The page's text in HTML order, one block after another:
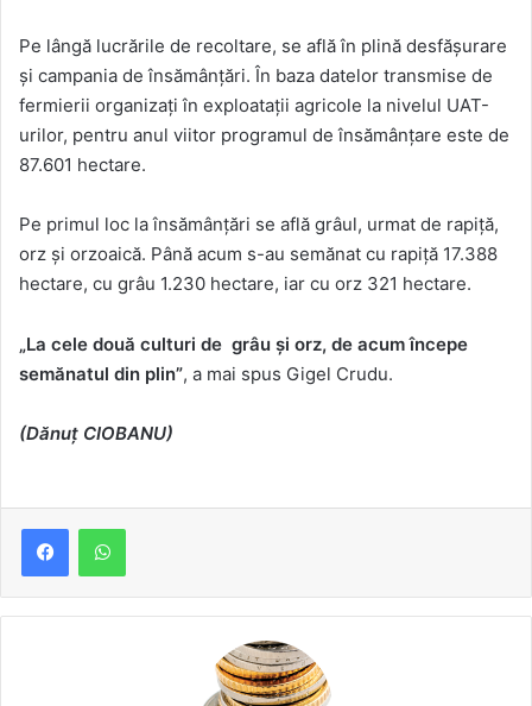
Pe lângă lucrările de recoltare, se află în plină desfășurare
și campania de însămânțări. În baza datelor transmise de
fermierii organizați în exploatații agricole la nivelul UAT-
urilor, pentru anul viitor programul de însămânțare este de
87.601 hectare.
Pe primul loc la însămânțări se află grâul, urmat de rapiță,
orz și orzoaică. Până acum s-au semănat cu rapiță 17.388
hectare, cu grâu 1.230 hectare, iar cu orz 321 hectare.
„La cele două culturi de grâu și orz, de acum începe
semănatul din plin”, a mai spus Gigel Crudu.
(Dănuț CIOBANU)